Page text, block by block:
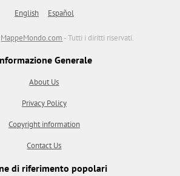
English Español
MappeMondo.com - Tutti i diritti riservati.
Generale
About Us
Privacy Policy
Copyright information
Contact Us
di riferimento popolari